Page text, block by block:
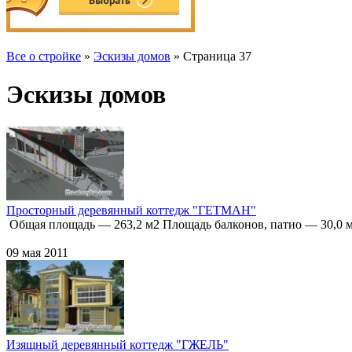
Все о стройке » Эскизы домов » Страница 37
Эскизы домов
Просторный деревянный коттедж "ГЕТМАН"
Общая площадь — 263,2 м2 Площадь балконов, патио — 30,0
09 мая 2011
Изящный деревянный коттедж "ГЖЕЛЬ"